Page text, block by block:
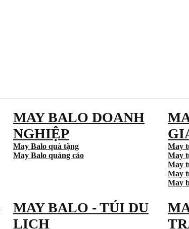
MAY BALO DOANH
NGHIỆP
May Balo quà tặng
May Balo quảng cáo
May
May
May
May
May
MAY BALO - TÚI DU
LỊCH